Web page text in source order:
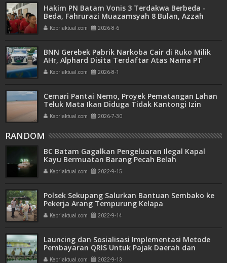
Hakim PN Batam Vonis 3 Terdakwa Berbeda -
Beda, Fahrurazi Muazamsyah 8 Bulan, Azzah
Azzurah dan Risma Divonis 2 Tahun 6 Bulan
Kepriaktual.com 2026-8-6
BNN Gerebek Pabrik Narkoba Cair di Ruko Milik
AHr, Alphard Disita Terdaftar Atas Nama PT
Mitra Usaha Properti
Kepriaktual.com 2026-8-1
Cemari Pantai Nemo, Proyek Pematangan Lahan
Teluk Mata Ikan Diduga Tidak Kantongi Izin
Amdal
Kepriaktual.com 2026-7-30
RANDOM
BC Batam Gagalkan Pengeluaran Ilegal Kapal
Kayu Bermuatan Barang Pecah Belah
Kepriaktual.com 2022-9-15
Polsek Sekupang Salurkan Bantuan Sembako ke
Pekerja Arang Tempurung Kelapa
Kepriaktual.com 2022-9-14
Launcing dan Sosialisasi Implementasi Metode
Pembayaran QRIS Untuk Pajak Daerah dan
Retribusi Daerah Kabupaten Asahan
Kepriaktual.com 2022-9-13